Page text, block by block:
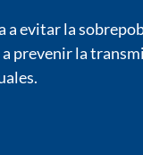
a evitar la
prevenir la